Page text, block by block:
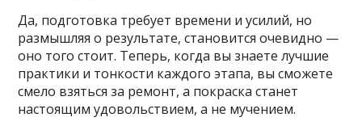
Да, подготовка требует времени и усилий, но
размышляя о результате, становится очевидно —
оно того стоит. Теперь, когда вы знаете лучшие
практики и тонкости каждого этапа, вы сможете
смело взяться за ремонт, а покраска станет
настоящим удовольствием, а не мучением.